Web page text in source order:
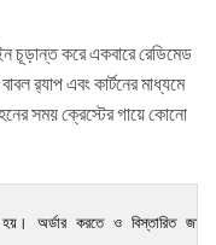
চূড়ান্ত করে একবারে রেডিমেড
র‍্যাপ এবং কার্টনের মাধ্যমে
সময় ক্রেস্টের গায়ে কোনো
হয়। অর্ডার করতে ও বিস্তারিত